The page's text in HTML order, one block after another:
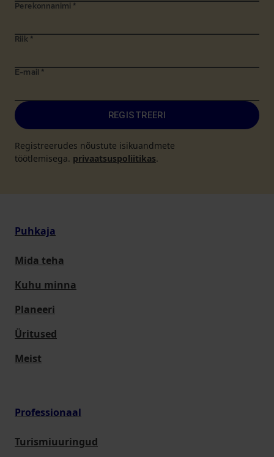
Perekonnanimi *
Riik *
E-mail *
REGISTREERI
Registreerudes nõustute isikuandmete
töötlemisega. privaatsuspoliitikas.
Puhkaja
Mida teha
Kuhu minna
Planeeri
Üritused
Meist
Professionaal
Turismiuuringud